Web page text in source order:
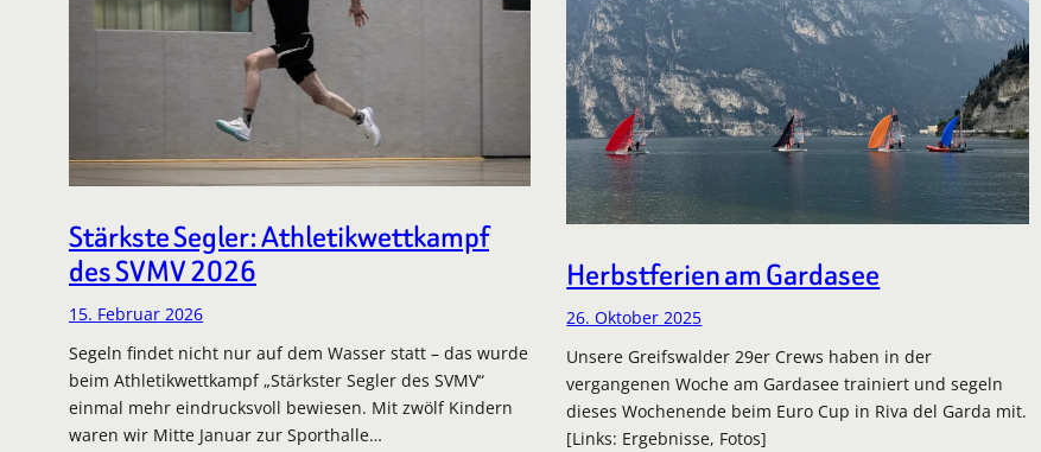
Stärkste Segler: Athletikwettkampf
des SVMV 2026
15. Februar 2026
Segeln findet nicht nur auf dem Wasser statt – das wurde
beim Athletikwettkampf „Stärkster Segler des SVMV“
einmal mehr eindrucksvoll bewiesen. Mit zwölf Kindern
waren wir Mitte Januar zur Sporthalle…
Herbstferien am Gardasee
26. Oktober 2025
Unsere Greifswalder 29er Crews haben in der
vergangenen Woche am Gardasee trainiert und segeln
dieses Wochenende beim Euro Cup in Riva del Garda mit.
[Links: Ergebnisse, Fotos]